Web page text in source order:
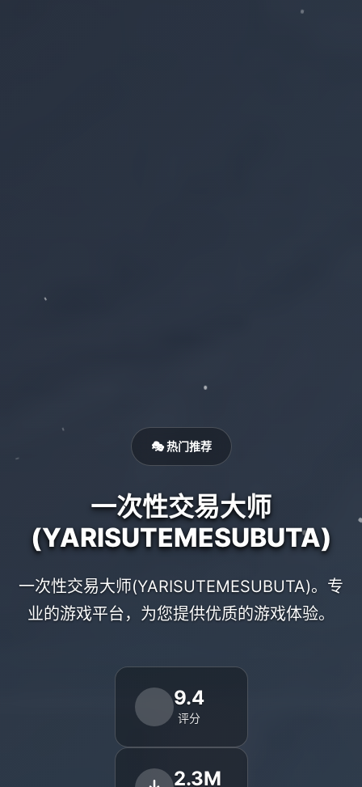
🎭 热门推荐
一次性交易大师
(YARISUTEMESUBUTA)
一次性交易大师(YARISUTEMESUBUTA)。专
业的游戏平台，为您提供优质的游戏体验。
9.4
评分
2.3M